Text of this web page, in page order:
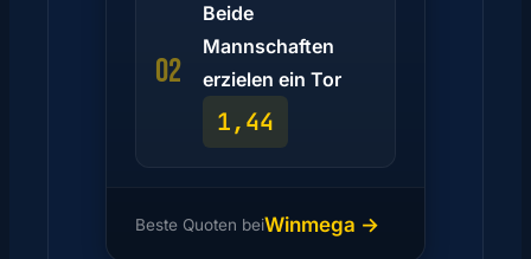
02
Beide
Mannschaften
erzielen ein Tor
1,44
Beste Quoten beiWinmega →